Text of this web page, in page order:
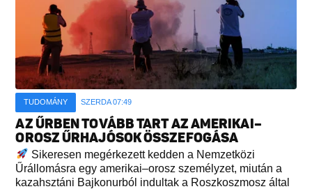
TUDOMÁNY SZERDA 07:49
AZ ŰRBEN TOVÁBB TART AZ AMERIKAI–
OROSZ ŰRHAJÓSOK ÖSSZEFOGÁSA
Sikeresen megérkezett kedden a Nemzetközi
Űrállomásra egy amerikai–orosz személyzet, miután a
kazahsztáni Bajkonurból indultak a Roszkoszmosz által